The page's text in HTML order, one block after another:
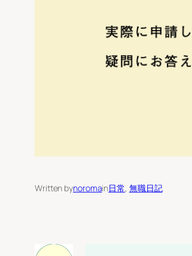
Written bynoromain日常, 無職日記